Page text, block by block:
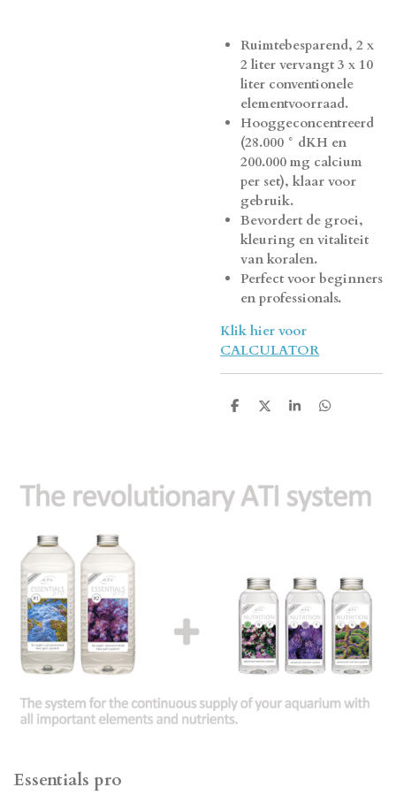
Ruimtebesparend, 2 x
2 liter vervangt 3 x 10
liter conventionele
elementvoorraad.
Hooggeconcentreerd
(28.000 ° dKH en
200.000 mg calcium
per set), klaar voor
gebruik.
Bevordert de groei,
kleuring en vitaliteit
van koralen.
Perfect voor beginners
en professionals.
Klik hier voor
CALCULATOR
D
D
S
D
Essentials pro